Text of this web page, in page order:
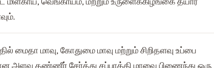
மைதா மாவு, கோதுமை மாவு மற்றும் சிறிதளவு உப்பை
அளவு தண்ணீர் சேர்த்து சப்பாத்தி மாவை பிணைந்து ஒரு